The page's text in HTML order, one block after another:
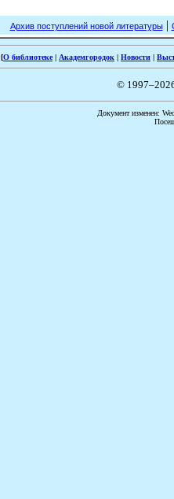
Архив поступлений новой литературы|
[О библиотеке| Академгородок | Новости |
©
Документ изменен: